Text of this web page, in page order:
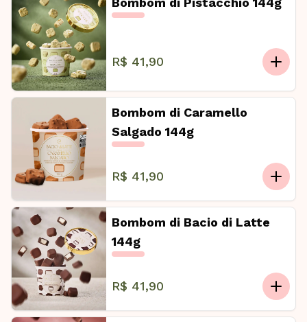
R$ 41,90
Bombom di Caramello
Salgado 144g
R$ 41,90
Bombom di Bacio di Latte
144g
R$ 41,90